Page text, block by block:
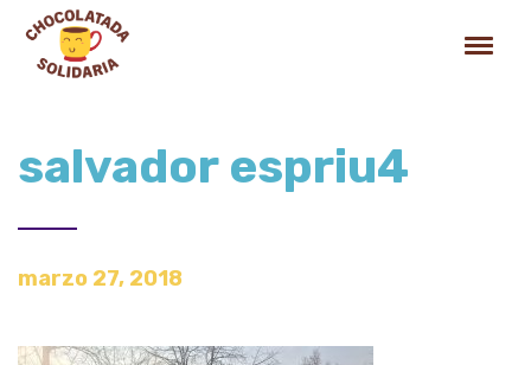
salvador espriu4
marzo 27, 2018